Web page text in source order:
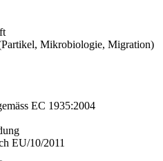
Mikrobiologie, Migration)
EC 1935:2004
EU/10/2011